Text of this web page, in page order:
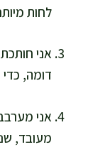
לחות
דומה,
אני
מעובד,